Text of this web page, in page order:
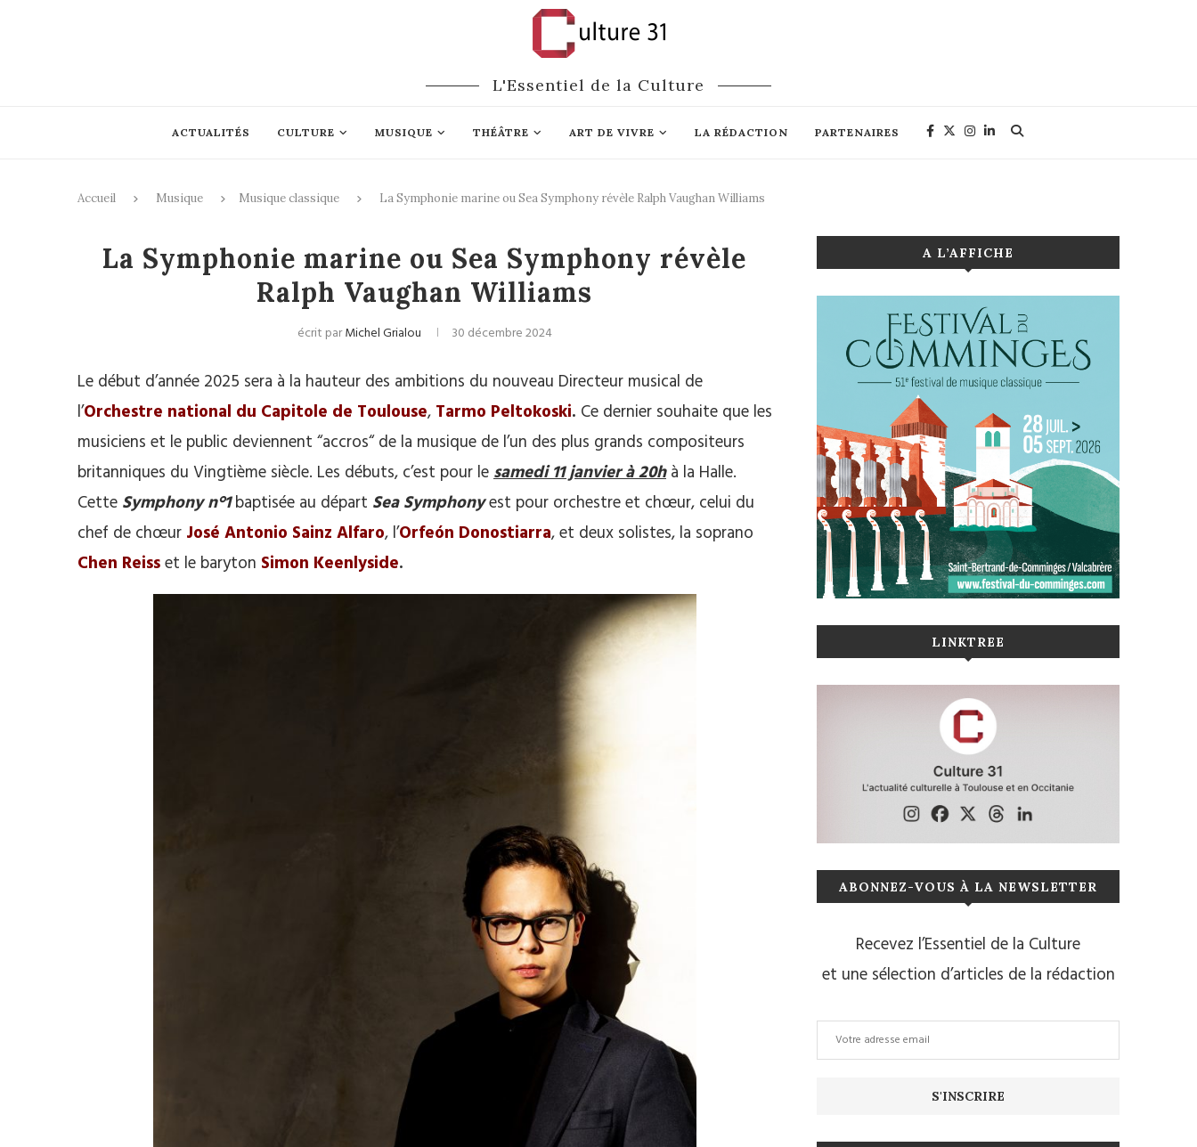
L'Essentiel de la Culture
ACTUALITÉS CULTURE MUSIQUE THÉÂTRE ART DE VIVRE LA RÉDACTION PARTENAIRES
Accueil Musique Musique classique La Symphonie marine ou Sea Symphony révèle Ralph Vaughan Williams
La Symphonie marine ou Sea Symphony révèle
Ralph Vaughan Williams
écrit parMichel Grialou 30 décembre 2024
Le début d’année 2025 sera à la hauteur des ambitions du nouveau Directeur musical de
l’Orchestre national du Capitole de Toulouse, Tarmo Peltokoski. Ce dernier souhaite que les
musiciens et le public deviennent “accros“ de la musique de l’un des plus grands compositeurs
britanniques du Vingtième siècle. Les débuts, c’est pour lesamedi 11 janvier à 20hà la Halle.
Cette Symphony n°1baptisée au départ Sea Symphonyest pour orchestre et chœur, celui du
chef de chœur José Antonio Sainz Alfaro, l’Orfeón Donostiarra, et deux solistes, la soprano
Chen Reisset le baryton Simon Keenlyside.
A L’AFFICHE
LINKTREE
ABONNEZ-VOUS À LA NEWSLETTER
Recevez l’Essentiel de la Culture
et une sélection d’articles de la rédaction